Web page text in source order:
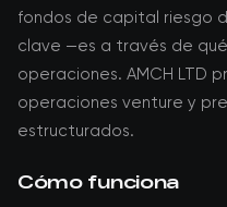
fondos de capital riesgo
clave —es a través de
operaciones. AMCH LTD
operaciones venture y
estructurados.
Cómo funciona